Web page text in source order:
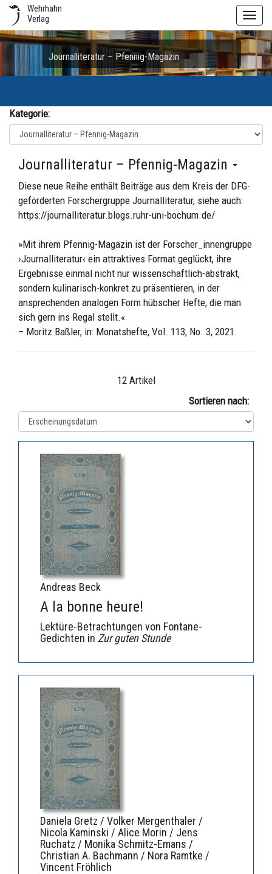
Wehrhahn
Verlag
Journalliteratur – Pfennig-Magazin
Kategorie:
Journalliteratur – Pfennig-Magazin
Diese neue Reihe enthält Beiträge aus dem Kreis der DFG-
geförderten Forschergruppe Journalliteratur, siehe auch:
https://journalliteratur.blogs.ruhr-uni-bochum.de/
»Mit ihrem Pfennig-Magazin ist der Forscher_innengruppe
›Journalliteratur‹ ein attraktives Format geglückt, ihre
Ergebnisse einmal nicht nur wissenschaftlich-abstrakt,
sondern kulinarisch-konkret zu präsentieren, in der
ansprechenden analogen Form hübscher Hefte, die man
sich gern ins Regal stellt.«
– Moritz Baßler, in: Monatshefte, Vol. 113, No. 3, 2021.
12 Artikel
Sortieren nach:
Andreas Beck
A la bonne heure!
Lektüre-Betrachtungen von Fontane-
Gedichten in Zur guten Stunde
Daniela Gretz / Volker Mergenthaler /
Nicola Kaminski / Alice Morin / Jens
Ruchatz / Monika Schmitz-Emans /
Christian A. Bachmann / Nora Ramtke /
Vincent Fröhlich